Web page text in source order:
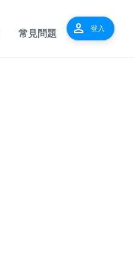
常見問題 person 登入